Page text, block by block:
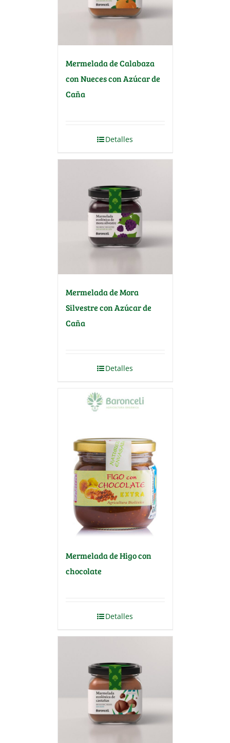
Mermelada de Calabaza
con Nueces con Azúcar de
Caña
Detalles
Mermelada de Mora
Silvestre con Azúcar de
Caña
Detalles
Mermelada de Higo con
chocolate
Detalles